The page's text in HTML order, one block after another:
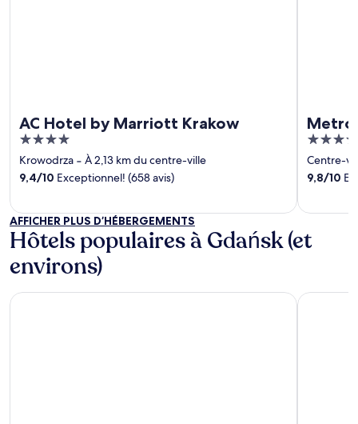
AC Hotel by Marriott Krakow
4
out
of
Krowodrza ‐ À 2,13 km du centre-ville
9,4/10 Exceptionnel! (658 avis)
4
out
of
Centre-
9,8/10
AFFICHER PLUS D’HÉBERGEMENTS
Hôtels populaires à Gdańsk (et
environs)
Radisson Hotel & Apartments Gdansk ARCHE